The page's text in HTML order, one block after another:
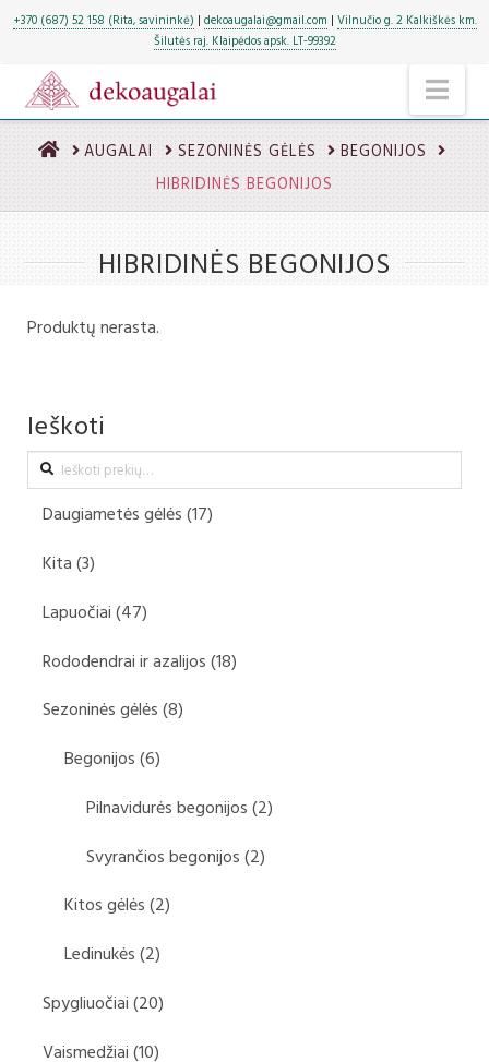
+370 (687) 52 158 (Rita, savininkė) | dekoaugalai@gmail.com | Vilnučio g. 2 Kalkiškės km.
Šilutės raj. Klaipėdos apsk. LT-99392
HOME
AUGALAI SEZONINĖS GĖLĖS
BEGONIJOS
HIBRIDINĖS BEGONIJOS
HIBRIDINĖS BEGONIJOS
Produktų nerasta.
Ieškoti
Ieškoti:
Daugiametės gėlės (17)
Kita (3)
Lapuočiai (47)
Rododendrai ir azalijos (18)
Sezoninės gėlės (8)
Begonijos (6)
Pilnavidurės begonijos (2)
Svyrančios begonijos (2)
Kitos gėlės (2)
Ledinukės (2)
Spygliuočiai (20)
Vaismedžiai (10)